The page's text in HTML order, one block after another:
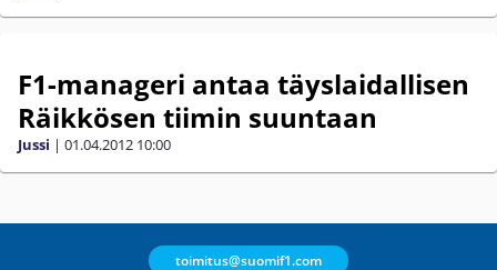
F1-manageri antaa täyslaidallisen
Räikkösen tiimin suuntaan
Jussi | 01.04.2012 10:00
toimitus@suomif1.com